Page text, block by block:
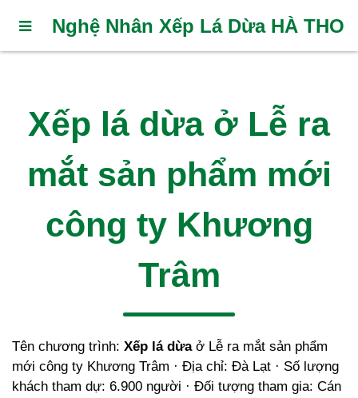
Nghệ Nhân Xếp Lá Dừa HÀ THO
Xếp lá dừa ở Lễ ra
mắt sản phẩm mới
công ty Khương
Trâm
Tên chương trình: Xếp lá dừaở Lễ ra mắt sản phẩm
mới công ty Khương Trâm · Địa chỉ: Đà Lạt · Số lượng
khách tham dự: 6.900 người · Đối tượng tham gia: Cán